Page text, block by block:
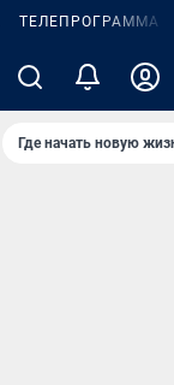
ТЕЛЕПРОГРАММА
Где начать новую